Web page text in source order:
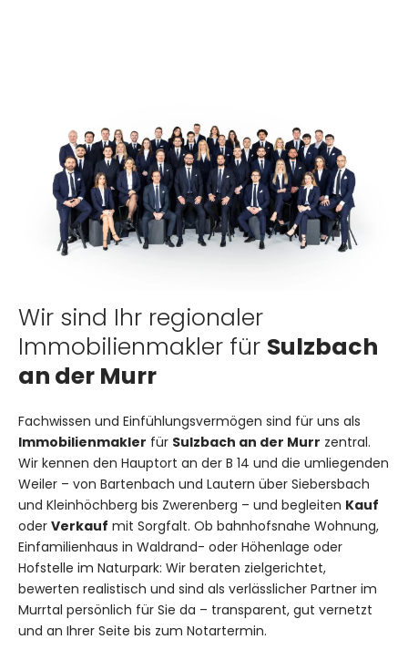
Wir sind Ihr regionaler
Immobilienmakler für Sulzbach
an der Murr
Fachwissen und Einfühlungsvermögen sind für uns als
Immobilienmakler für Sulzbach an der Murr zentral.
Wir kennen den Hauptort an der B 14 und die umliegenden
Weiler – von Bartenbach und Lautern über Siebersbach
und Kleinhöchberg bis Zwerenberg – und begleiten Kauf
oder Verkauf mit Sorgfalt. Ob bahnhofsnahe Wohnung,
Einfamilienhaus in Waldrand- oder Höhenlage oder
Hofstelle im Naturpark: Wir beraten zielgerichtet,
bewerten realistisch und sind als verlässlicher Partner im
Murrtal persönlich für Sie da – transparent, gut vernetzt
und an Ihrer Seite bis zum Notartermin.